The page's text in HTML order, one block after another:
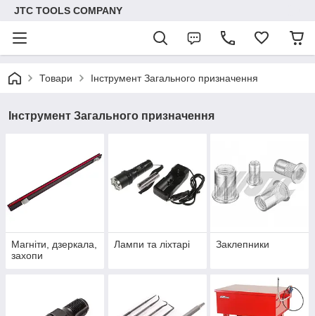
JTC TOOLS COMPANY
Товари Інструмент Загального призначення
Інструмент Загального призначення
Магніти, дзеркала,
захопи
Лампи та ліхтарі Заклепники